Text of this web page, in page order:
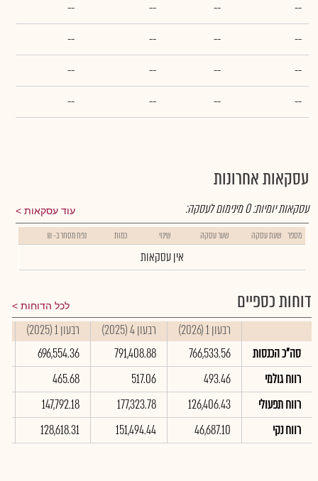
--
--
--
--
--
--
--
--
--
--
--
--
--
--
--
--
עסקאות אחרונות
עוד עסקאות עסקאות יומיות:0מינימום לעסקה:
מספר שעת עסקה שער עסקה שינוי כמות נפח מסחר ב- ₪
אין עסקאות
דוחות כספיים לכל הדוחות
רבעון 1 (2026) רבעון 4 (2025) רבעון 1 (2025)
סה"כ הכנסות
766,533.56
791,408.88
696,554.36
רווח גולמי
493.46
517.06
465.68
רווח תפעולי
126,406.43
177,323.78
147,792.18
רווח נקי
46,687.10
151,494.44
128,618.31